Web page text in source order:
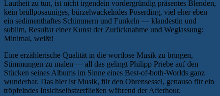
Lautheit zu tun, ist nicht irgendein vordergründig präsentes Blenden,
kein brüllposauniges, bürzelwackelndes Poserding, viel eher eben
ein sedimenthaftes Schimmern und Funkeln — klandestin und
sublim, Resultat einer Kunst der Zurücknahme und Weglassung:
Minimal, weißt!
Eine erzählerische Qualität in die wortlose Musik zu bringen,
Stimmungen zu malen — all das gelingt Philipp Priebe auf den
Stücken seines Albums im Sinne eines Best-of-both-Worlds ganz
wunderbar. Das hier ist Musik, für den Ohrensessel, genauso für ein
tröpfelndes Insichselbstzerfließen während der Afterhour.